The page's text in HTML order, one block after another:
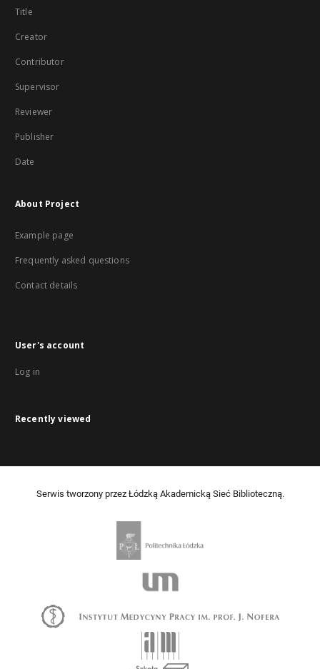
Title
Creator
Contributor
Supervisor
Reviewer
Publisher
Date
About Project
Example page
Frequently asked questions
Contact details
User's account
Log in
Recently viewed
Serwis tworzony przez Łódzką Akademicką Sieć Biblioteczną.